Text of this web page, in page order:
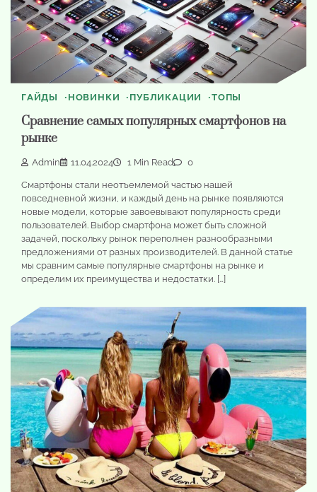
ГАЙДЫ НОВИНКИ ПУБЛИКАЦИИ ТОПЫ
Сравнение самых популярных смартфонов на
рынке
Admin 11.04.2024 1 Min Read 0
Смартфоны стали неотъемлемой частью нашей
повседневной жизни, и каждый день на рынке появляются
новые модели, которые завоевывают популярность среди
пользователей. Выбор смартфона может быть сложной
задачей, поскольку рынок переполнен разнообразными
предложениями от разных производителей. В данной статье
мы сравним самые популярные смартфоны на рынке и
определим их преимущества и недостатки. […]